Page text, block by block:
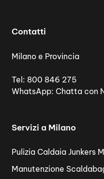
Contatti
Milano e Provincia
Tel: 800 846 275
WhatsApp: Chatta con
Servizi a Milano
Pulizia Caldaia Junkers
Manutenzione